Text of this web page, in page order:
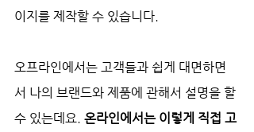
이지를 제작할 수 있습니다.
오프라인에서는 고객들과 쉽게 대면하면
서 나의 브랜드와 제품에 관해서 설명을 할
수 있는데요. 온라인에서는 이렇게 직접 고